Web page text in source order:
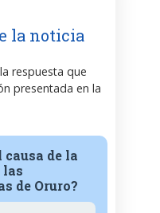
la noticia
respuesta que
presentada en la
de la
las
de Oruro?